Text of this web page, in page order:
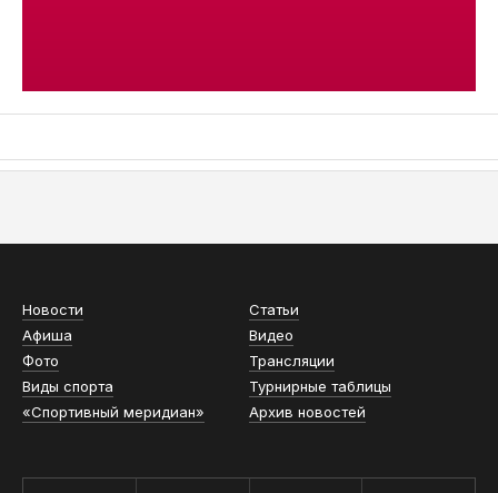
Новости
Статьи
Афиша
Видео
Фото
Трансляции
Виды спорта
Турнирные таблицы
«Спортивный меридиан»
Архив новостей